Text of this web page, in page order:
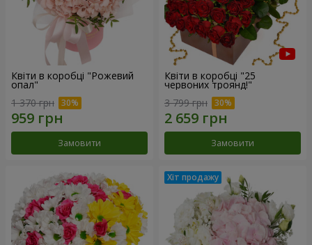
Квіти в коробці "Рожевий
опал"
1 370 грн
Замовити
Квіти в коробці "25
червоних троянд!"
3 799 грн
Замовити